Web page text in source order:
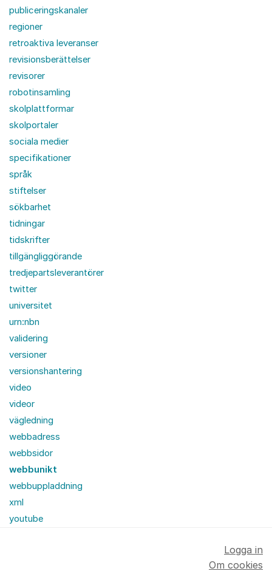
publiceringskanaler
regioner
retroaktiva leveranser
revisionsberättelser
revisorer
robotinsamling
skolplattformar
skolportaler
sociala medier
specifikationer
språk
stiftelser
sökbarhet
tidningar
tidskrifter
tillgängliggörande
tredjepartsleverantörer
twitter
universitet
urn:nbn
validering
versioner
versionshantering
video
videor
vägledning
webbadress
webbsidor
webbunikt
webbuppladdning
xml
youtube
Logga in
Om cookies